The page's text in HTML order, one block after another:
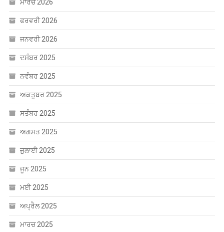
ਮਾਰਚ 2026
ਫਰਵਰੀ 2026
ਜਨਵਰੀ 2026
ਦਸੰਬਰ 2025
ਨਵੰਬਰ 2025
ਅਕਤੂਬਰ 2025
ਸਤੰਬਰ 2025
ਅਗਸਤ 2025
ਜੁਲਾਈ 2025
ਜੂਨ 2025
ਮਈ 2025
ਅਪ੍ਰੈਲ 2025
ਮਾਰਚ 2025